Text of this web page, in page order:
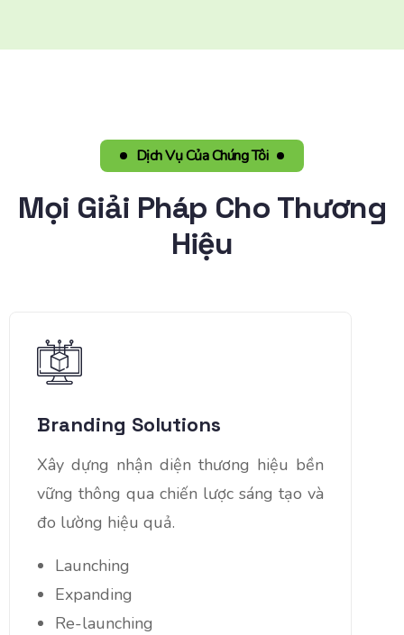
Dịch Vụ Của Chúng Tôi
Mọi Giải Pháp Cho Thương
Hiệu
Branding Solutions
Xây dựng nhận diện thương hiệu bền
vững thông qua chiến lược sáng tạo và
đo lường hiệu quả.
Launching
Expanding
Re-launching